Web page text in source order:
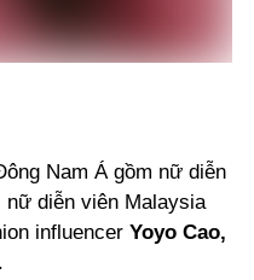
Nam Á gồm nữ diễn
nữ diễn viên Malaysia
influencer Yoyo Cao,